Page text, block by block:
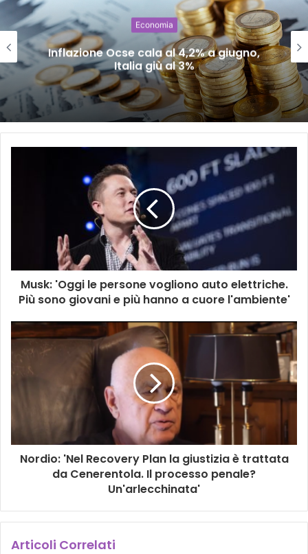
Economia
Inflazione Ocse cala al 4,2% a giugno,
Italia giù al 3%
Musk: 'Oggi le persone vogliono auto elettriche.
Più sono giovani e più hanno a cuore l'ambiente'
Nordio: 'Nel Recovery Plan la giustizia è trattata
da Cenerentola. Il processo penale?
Un'arlecchinata'
Articoli Correlati